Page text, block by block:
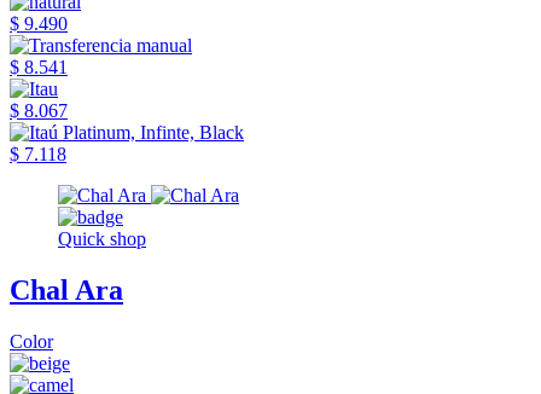
$ 9.490
$ 8.541
$ 8.067
$ 7.118
Quick shop
Chal Ara
Color